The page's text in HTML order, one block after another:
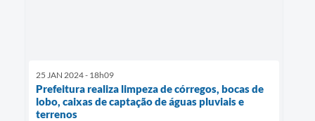
25 JAN 2024 - 18h09
Prefeitura realiza limpeza de córregos, bocas de
lobo, caixas de captação de águas pluviais e
terrenos